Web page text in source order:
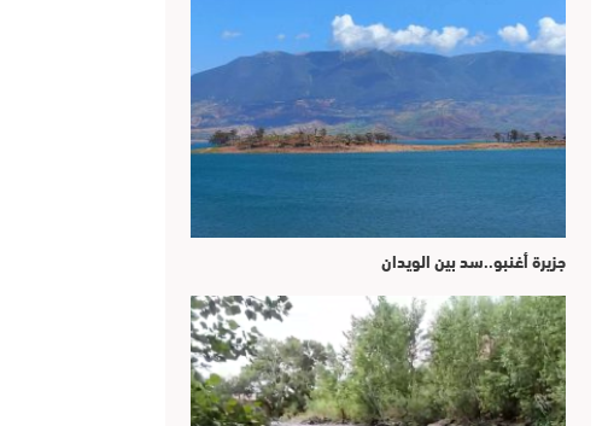
جزيرة أغنبو..سد بين الويدان